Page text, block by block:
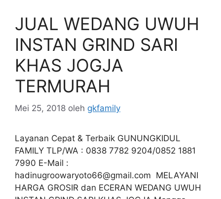
JUAL WEDANG UWUH
INSTAN GRIND SARI
KHAS JOGJA
TERMURAH
Mei 25, 2018 oleh gkfamily
Layanan Cepat & Terbaik GUNUNGKIDUL
FAMILY TLP/WA : 0838 7782 9204/0852 1881
7990 E-Mail :
hadinugroowaryoto66@gmail.com MELAYANI
HARGA GROSIR dan ECERAN WEDANG UWUH